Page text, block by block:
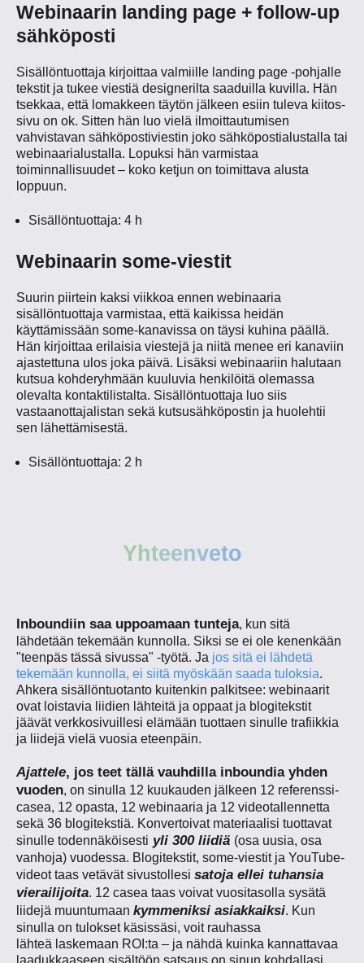
Webinaarin landing page + follow-up
sähköposti
Sisällöntuottaja kirjoittaa valmiille landing page -pohjalle
tekstit ja tukee viestiä designerilta saaduilla kuvilla. Hän
tsekkaa, että lomakkeen täytön jälkeen esiin tuleva kiitos-
sivu on ok. Sitten hän luo vielä ilmoittautumisen
vahvistavan sähköpostiviestin joko sähköpostialustalla tai
webinaarialustalla. Lopuksi hän varmistaa
toiminnallisuudet – koko ketjun on toimittava alusta
loppuun.
Sisällöntuottaja: 4 h
Webinaarin some-viestit
Suurin piirtein kaksi viikkoa ennen webinaaria
sisällöntuottaja varmistaa, että kaikissa heidän
käyttämissään some-kanavissa on täysi kuhina päällä.
Hän kirjoittaa erilaisia viestejä ja niitä menee eri kanaviin
ajastettuna ulos joka päivä. Lisäksi webinaariin halutaan
kutsua kohderyhmään kuuluvia henkilöitä olemassa
olevalta kontaktilistalta. Sisällöntuottaja luo siis
vastaanottajalistan sekä kutsusähköpostin ja huolehtii
sen lähettämisestä.
Sisällöntuottaja: 2 h
Yhteenveto
Inboundiin saa uppoamaan tunteja, kun sitä
lähdetään tekemään kunnolla. Siksi se ei ole kenenkään
"teenpäs tässä sivussa" -työtä. Ja jos sitä ei lähdetä
tekemään kunnolla, ei siitä myöskään saada tuloksia.
Ahkera sisällöntuotanto kuitenkin palkitsee: webinaarit
ovat loistavia liidien lähteitä ja oppaat ja blogitekstit
jäävät verkkosivuillesi elämään tuottaen sinulle trafiikkia
ja liidejä vielä vuosia eteenpäin.
Ajattele, jos teet tällä vauhdilla inboundia yhden
vuoden, on sinulla 12 kuukauden jälkeen 12 referenssi-
casea, 12 opasta, 12 webinaaria ja 12 videotallennetta
sekä 36 blogitekstiä. Konvertoivat materiaalisi tuottavat
sinulle todennäköisesti yli 300 liidiä (osa uusia, osa
vanhoja) vuodessa. Blogitekstit, some-viestit ja YouTube-
videot taas vetävät sivustollesi satoja ellei tuhansia
vierailijoita. 12 casea taas voivat vuositasolla sysätä
liidejä muuntumaan kymmeniksi asiakkaiksi. Kun
sinulla on tulokset käsissäsi, voit rauhassa
lähteä laskemaan ROI:ta – ja nähdä kuinka kannattavaa
laadukkaaseen sisältöön satsaus on sinun kohdallasi.